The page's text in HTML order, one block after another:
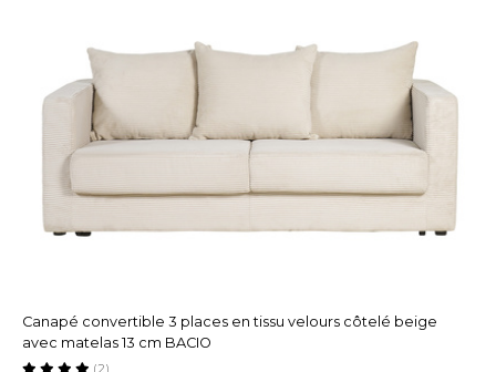
Canapé convertible 3 places en tissu velours côtelé beige
avec matelas 13 cm BACIO
(2)